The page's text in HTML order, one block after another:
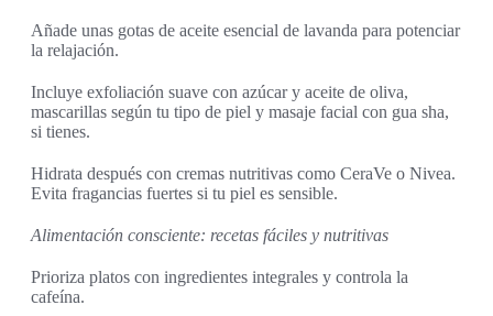
Añade unas gotas de aceite esencial de lavanda para potenciar
la relajación.
Incluye exfoliación suave con azúcar y aceite de oliva,
mascarillas según tu tipo de piel y masaje facial con gua sha,
si tienes.
Hidrata después con cremas nutritivas como CeraVe o Nivea.
Evita fragancias fuertes si tu piel es sensible.
Alimentación consciente: recetas fáciles y nutritivas
Prioriza platos con ingredientes integrales y controla la
cafeína.